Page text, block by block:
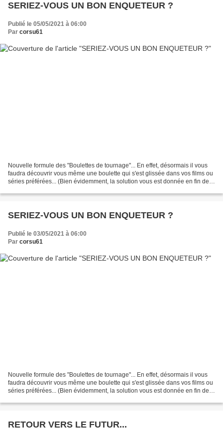
SERIEZ-VOUS UN BON ENQUETEUR ?
Publié le 05/05/2021 à 06:00
Par corsu61
Nouvelle formule des "Boulettes de tournage"... En effet, désormais il vous
faudra découvrir vous même une boulette qui s'est glissée dans vos films ou
séries préférées... (Bien évidemment, la solution vous est donnée en fin de
SERIEZ-VOUS UN BON ENQUETEUR ?
Publié le 03/05/2021 à 06:00
Par corsu61
Nouvelle formule des "Boulettes de tournage"... En effet, désormais il vous
faudra découvrir vous même une boulette qui s'est glissée dans vos films ou
séries préférées... (Bien évidemment, la solution vous est donnée en fin de
RETOUR VERS LE FUTUR...